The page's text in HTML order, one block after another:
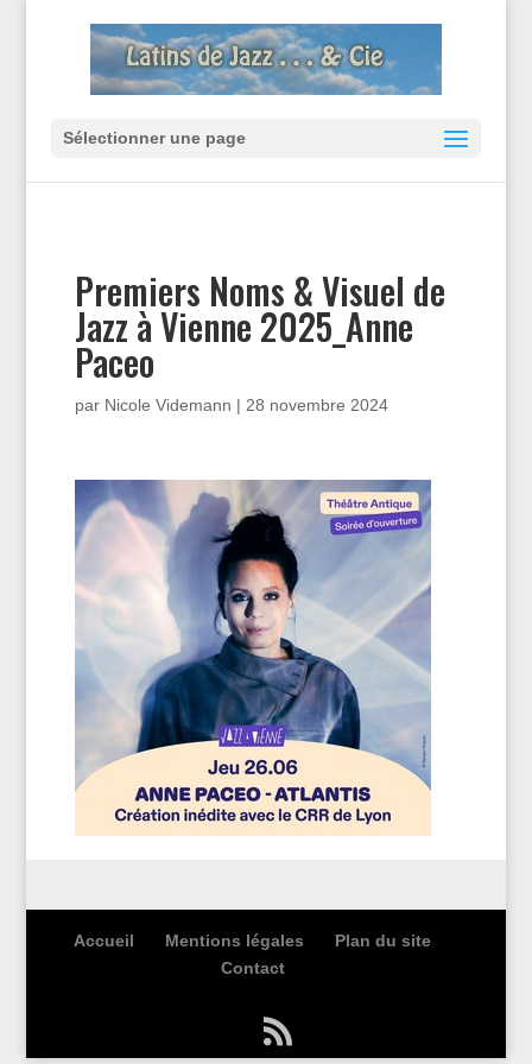
Sélectionner une page
Premiers Noms & Visuel de
Jazz à Vienne 2025_Anne
Paceo
par Nicole Videmann | 28 novembre 2024
Accueil Mentions légales
Plan du site
Contact